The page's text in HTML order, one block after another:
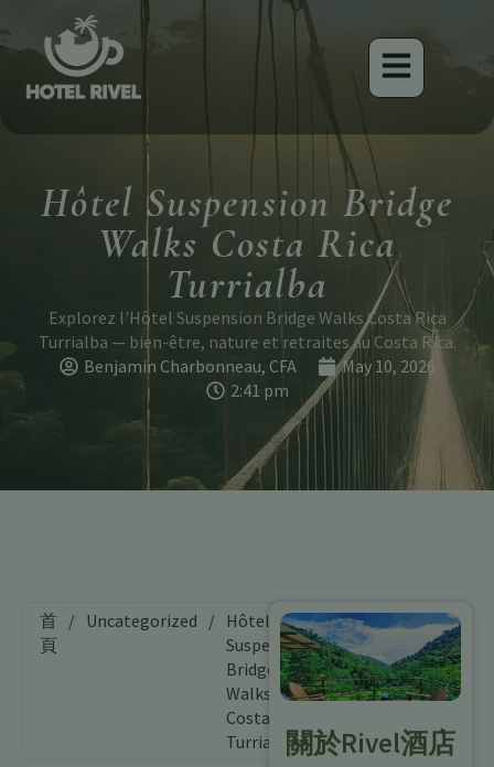
Hôtel Suspension Bridge
Walks Costa Rica
Turrialba
Explorez l'Hôtel Suspension Bridge Walks Costa Rica
Turrialba — bien-être, nature et retraites au Costa Rica.
Benjamin Charbonneau, CFA
May 10, 2026
2:41 pm
首
頁
/ Uncategorized / Hôtel
Suspension
Bridge
Walks
Costa Rica
Turrialba關於Rivel酒店